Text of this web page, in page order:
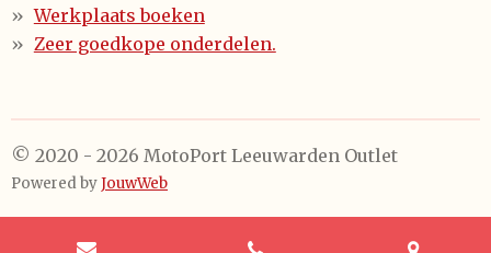
Werkplaats boeken
Zeer goedkope onderdelen.
© 2020 - 2026 MotoPort Leeuwarden Outlet
Powered byJouwWeb